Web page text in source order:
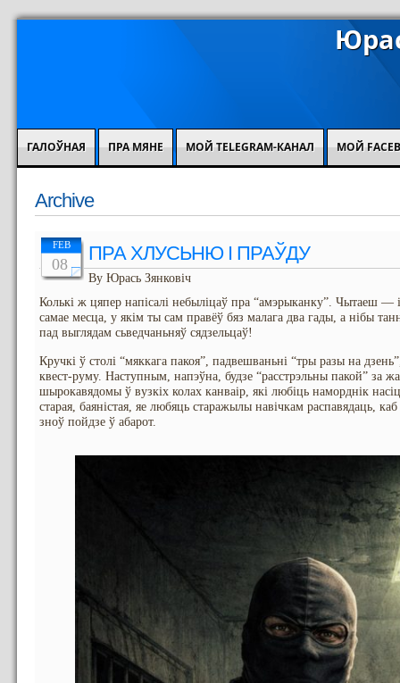
ГАЛОЎНАЯ ПРА МЯНЕ МОЙ TELEGRAM-КАНАЛ МОЙ
Archive
FEB
08 ПРА ХЛУСЬНЮ І ПРАЎДУ
By Юрась Зянковіч
Колькі ж цяпер напісалі небыліцаў пра “амэрыканку”. Чытаеш —
самае месца, у якім ты сам правёў бяз малага два гады, а нібы
пад выглядам сьведчаньняў сядзельцаў!
Кручкі ў столі “мяккага пакоя”, падвешваньні “тры разы на
квест-руму. Наступным, напэўна, будзе “расстрэльны пакой” за
шырокавядомы ў вузкіх колах канваір, які любіць наморднік
старая, баяністая, яе любяць старажылы навічкам распавядаць,
зноў пойдзе ў абарот.